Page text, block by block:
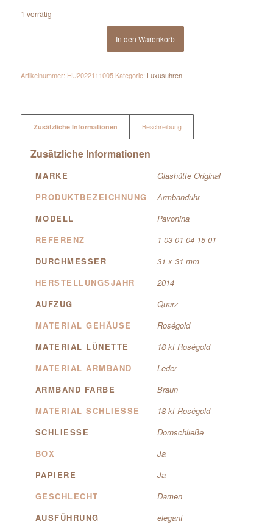
1 vorrätig
In den Warenkorb
Artikelnummer: HU2022111005 Kategorie: Luxusuhren
Zusätzliche Informationen Beschreibung
Zusätzliche Informationen
MARKE
Glashütte Original
PRODUKTBEZEICHNUNG
Armbanduhr
MODELL
Pavonina
REFERENZ
1-03-01-04-15-01
DURCHMESSER
31 x 31 mm
HERSTELLUNGSJAHR
2014
AUFZUG
Quarz
MATERIAL GEHÄUSE
Roségold
MATERIAL LÜNETTE
18 kt Roségold
MATERIAL ARMBAND
Leder
ARMBAND FARBE
Braun
MATERIAL SCHLIESSE
18 kt Roségold
SCHLIESSE
Dornschließe
BOX
Ja
PAPIERE
Ja
GESCHLECHT
Damen
AUSFÜHRUNG
elegant